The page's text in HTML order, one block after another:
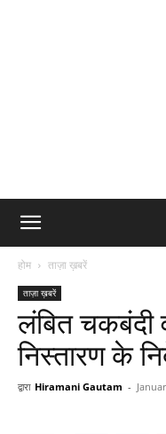
होम ताज़ा ख़बरें
ताज़ा ख़बरें
लंबित चकबंदी
निस्तारण के
द्वारा Hiramani Gautam -